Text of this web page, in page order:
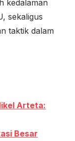
kedalaman
sekaligus
taktik dalam
Arteta:
Besar